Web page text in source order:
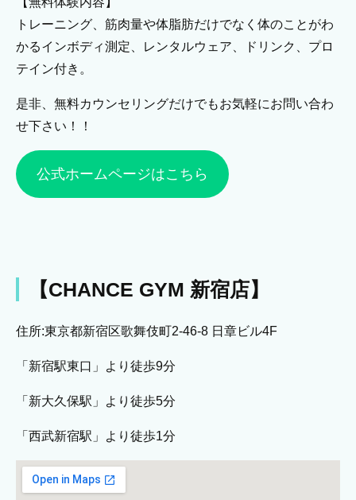
トレーニング、筋肉量や体脂肪だけでなく体のことがわ
かるインボディ測定、レンタルウェア、ドリンク、プロ
テイン付き。
是非、無料カウンセリングだけでもお気軽にお問い合わ
せ下さい！！
公式ホームページはこちら
【CHANCE GYM 新宿店】
住所:東京都新宿区歌舞伎町2-46-8 日章ビル4F
「新宿駅東口」より徒歩9分
「新大久保駅」より徒歩5分
「西武新宿駅」より徒歩1分